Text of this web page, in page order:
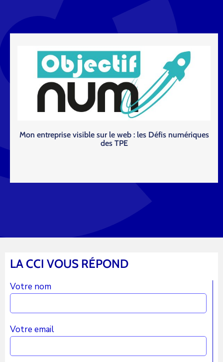
Mon entreprise visible sur le web : les Défis numériques
des TPE
LA CCI VOUS RÉPOND
Votre nom
Votre email